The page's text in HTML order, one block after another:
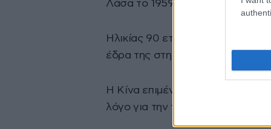
Λάσα το 1959.
Ηλικίας 90 ετών, ο Δαλάι Λάμα
έδρα της στην Ινδία,
Η Κίνα επιμένει από την πλευρά
λόγο για την ταυτότητα του